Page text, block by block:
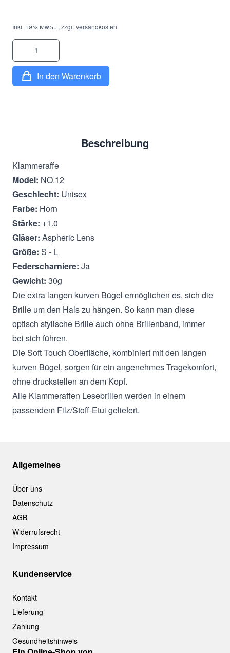
Inkl. 19% MwSt. , zzgl. Versandkosten
Menge
In den Warenkorb
Beschreibung
Klammeraffe
Model: NO.12
Geschlecht: Unisex
Farbe: Horn
Stärke: +1.0
Gläser: Aspheric Lens
Größe: S - L
Federscharniere: Ja
Gewicht: 30g
Die extra langen kurven Bügel ermöglichen es, sich die
Brille um den Hals zu hängen. So kann man diese
optisch stylische Brille auch ohne Brillenband, immer
bei sich führen.
Die Soft Touch Oberfläche, kombiniert mit den langen
kurven Bügel, sorgen für ein angenehmes Tragekomfort,
ohne druckstellen an dem Kopf.
Alle Klammeraffen Lesebrillen werden in einem
passendem Filz/Stoff-Etui geliefert.
Allgemeines
Über uns
Datenschutz
AGB
Widerrufsrecht
Impressum
Kundenservice
Kontakt
Lieferung
Zahlung
Gesundheitshinweis